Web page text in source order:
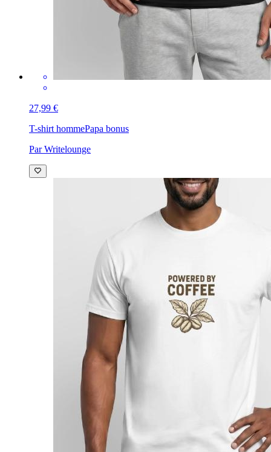
27,99 €
T-shirt hommePapa bonus
Par Writelounge